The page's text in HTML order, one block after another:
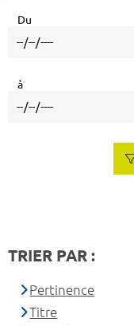
Du
à
TRIER PAR :
Pertinence
Titre